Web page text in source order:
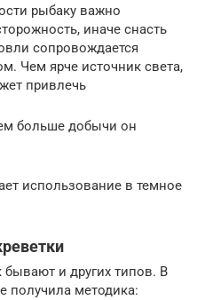
рыбаку важно
иначе снасть
сопровождается
Чем ярче источник света,
привлечь
больше добычи он
использование в темное
и других типов. В
получила методика: